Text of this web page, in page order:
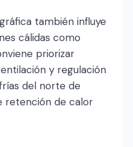
también influye
cálidas como
priorizar
y regulación
del norte de
retención de calor